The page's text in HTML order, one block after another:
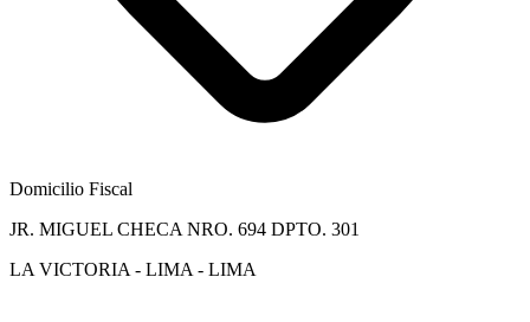
Domicilio Fiscal
JR. MIGUEL CHECA NRO. 694 DPTO. 301
LA VICTORIA - LIMA - LIMA